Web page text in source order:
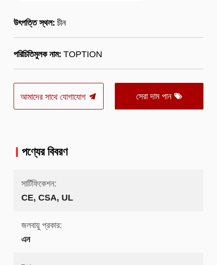
উৎপত্তি স্থল: চীন
পরিচিতিমুলক নাম: TOPTION
আমাদের সাথে যোগাযোগ সেরা দাম পান
পণ্যের বিবরণ
সার্টিফিকেশন:
CE, CSA, UL
জলবায়ু প্রকার:
এন